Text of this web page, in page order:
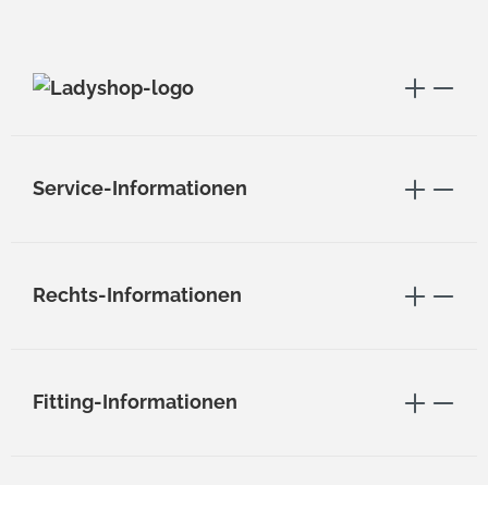
Service-Informationen
Rechts-Informationen
Fitting-Informationen